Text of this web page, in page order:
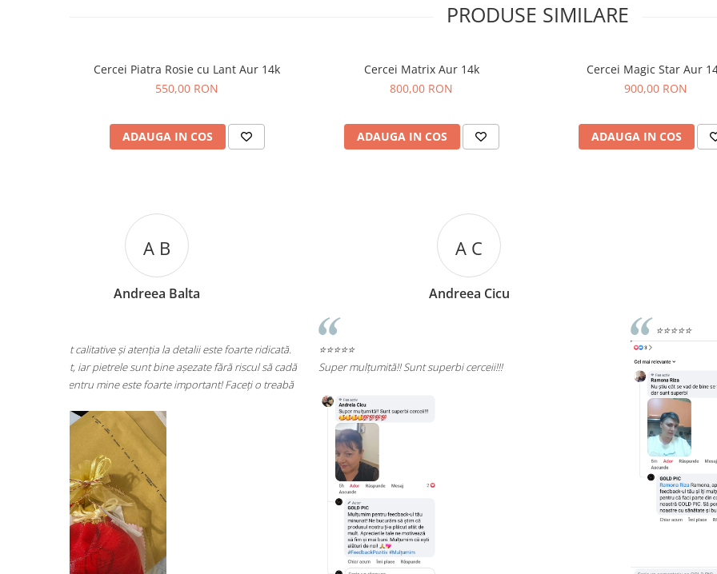
PRODUSE SIMILARE
Cercei Piatra Rosie cu Lant Aur 14k
550,00 RON
ADAUGA IN COS
Cercei Matrix Aur 14k
800,00 RON
ADAUGA IN COS
Cercei Magic Star Aur
900,00 RON
ADAUGA IN COS
Andreea Cicu
⭐⭐⭐⭐⭐
Super mulțumită!! Sunt superbi cerceii!!!
Rizea Ramona